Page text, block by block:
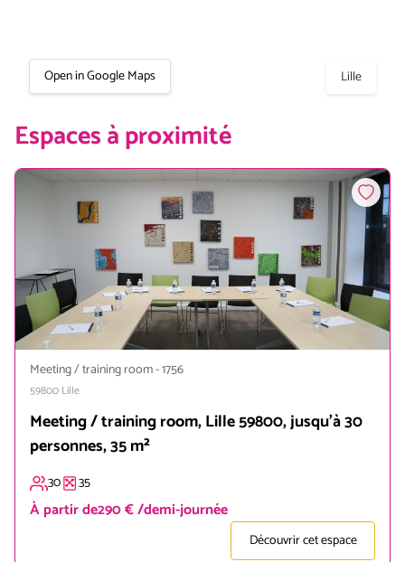
Open in Google Maps Lille
Espaces à proximité
Meeting / training room-1756
59800 Lille
Meeting / training room, Lille 59800, jusqu'à 30
personnes, 35 m²
30 35
À partir de290 € /demi-journée
Découvrir cet espace